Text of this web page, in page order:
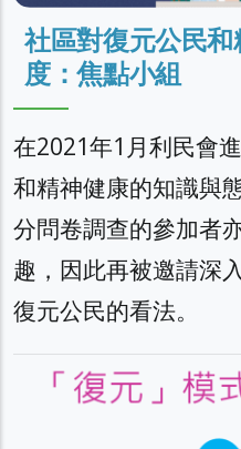
社區對復元公民
度：焦點小組
在2021年1月利民會
和精神健康的知識與
分問卷調查的參加者
趣，因此再被邀請深
復元公民的看法。